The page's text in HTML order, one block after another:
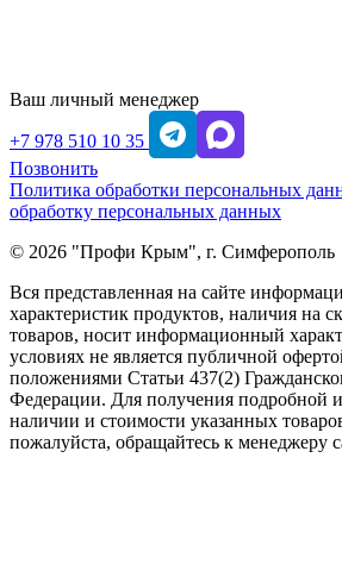
Ваш личный менеджер
+7 978 510 10 35
Позвонить
Политика обработки персональных
обработку персональных данных
© 2026 "Профи Крым", г. Симферополь
Вся представленная на сайте
характеристик продуктов, наличия на
товаров, носит информационный
условиях не является публичной
положениями Статьи 437(2)
Федерации. Для получения подробной
наличии и стоимости указанных
пожалуйста, обращайтесь к менеджеру